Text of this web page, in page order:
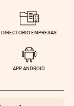
DIRECTORIO EMPRESAS
APP ANDROID